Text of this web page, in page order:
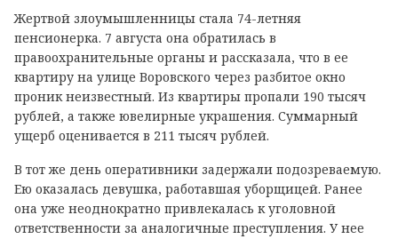
Жертвой злоумышленницы стала 74-летняя
пенсионерка. 7 августа она обратилась в
правоохранительные органы и рассказала, что в ее
квартиру на улице Воровского через разбитое окно
проник неизвестный. Из квартиры пропали 190 тысяч
рублей, а также ювелирные украшения. Суммарный
ущерб оценивается в 211 тысяч рублей.
В тот же день оперативники задержали подозреваемую.
Ею оказалась девушка, работавшая уборщицей. Ранее
она уже неоднократно привлекалась к уголовной
ответственности за аналогичные преступления. У нее